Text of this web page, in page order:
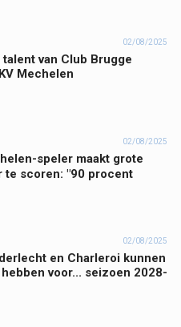
02/08/2025
van Club Brugge
Mechelen
02/08/2025
speler maakt grote
te scoren: "90 procent
02/08/2025
en Charleroi kunnen
voor... seizoen 2028-